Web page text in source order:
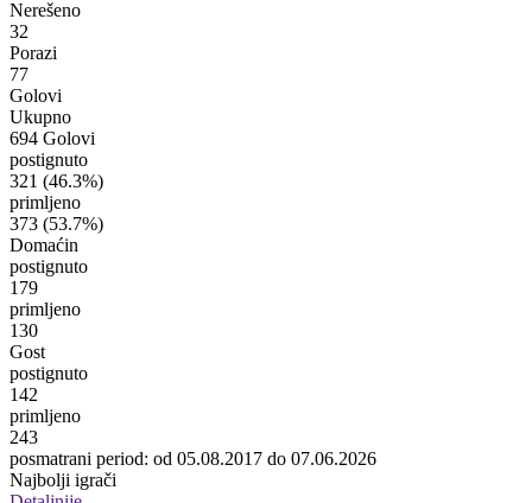
Nerešeno
32
Porazi
77
Golovi
Ukupno
694 Golovi
postignuto
321 (46.3%)
primljeno
373 (53.7%)
Domaćin
postignuto
179
primljeno
130
Gost
postignuto
142
primljeno
243
posmatrani period: od 05.08.2017 do 07.06.2026
Najbolji igrači